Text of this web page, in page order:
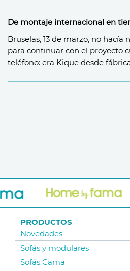
De montaje internacional en
Bruselas, 13 de marzo, no
para continuar con el proyecto
teléfono: era Kique desde
PRODUCTOS
Novedades
Sofás y modulares
Sofás Cama